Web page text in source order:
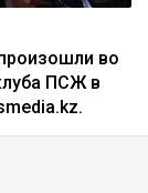
во
ПСЖ в